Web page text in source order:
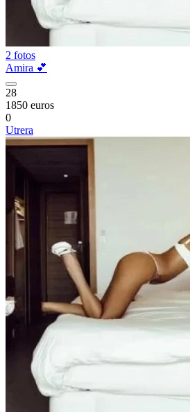
2 fotos
Amira 💕
28
1850 euros
0
Utrera